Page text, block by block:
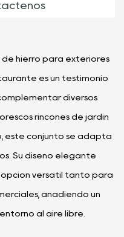
de hierro para exteriores
es un testimonio
diversos
rincones de jardín
este conjunto se adapta
Su diseño elegante
opción versátil tanto para
añadiendo un
al aire libre.